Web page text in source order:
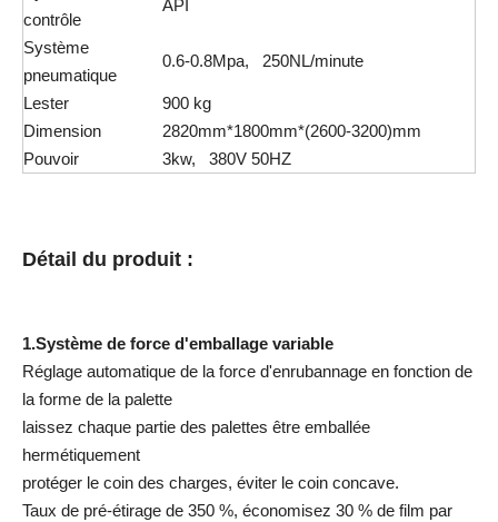
contrôle
API
Système
pneumatique
0.6-0.8Mpa, 250NL/minute
Lester
900 kg
Dimension
2820mm*1800mm*(2600-3200)mm
Pouvoir
3kw, 380V 50HZ
Détail du produit :
1.Système de force d'emballage variable
Réglage automatique de la force d'enrubannage en fonction de
la forme de la palette
laissez chaque partie des palettes être emballée
hermétiquement
protéger le coin des charges, éviter le coin concave.
Taux de pré-étirage de 350 %, économisez 30 % de film par